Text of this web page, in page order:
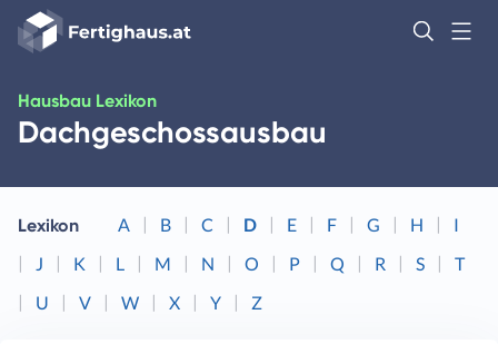
Fertighaus
Logo
Anmelden
Hausbau Lexikon
Dachgeschossausbau
Lexikon A B C D E F G H
I
J
K L M N O P Q R S
T
U
V W X Y Z